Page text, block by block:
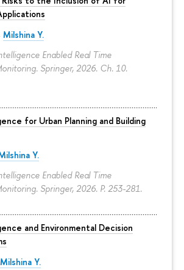
Milshina Y.
Enabled Real Time
Springer, 2026. Ch. 10.
for Urban Planning and Building
Y.
Enabled Real Time
Springer, 2026. P. 253-281.
and Environmental Decision
Milshina Y.